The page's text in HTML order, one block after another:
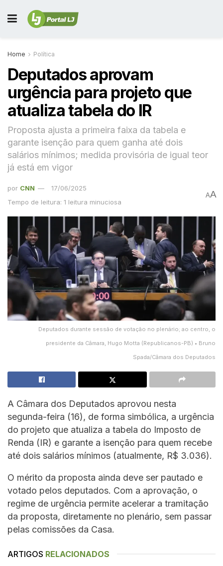
Home Política
Deputados aprovam
urgência para projeto que
atualiza tabela do IR
Proposta ajusta a primeira faixa da tabela e
garante isenção para quem ganha até dois
salários mínimos; medida provisória de igual teor
já está em vigor
por CNN
17/06/2025
Tempo de leitura: 1 leitura minuciosa
AA
Deputados durante sessão de votação no plenário; ao centro, o
presidente da Câmara, Hugo Motta (Republicanos-PB) • Bruno
Spada/Câmara dos Deputados
A Câmara dos Deputados aprovou nesta
segunda-feira (16), de forma simbólica, a urgência
do projeto que atualiza a tabela do Imposto de
Renda (IR) e garante a isenção para quem recebe
até dois salários mínimos (atualmente, R$ 3.036).
O mérito da proposta ainda deve ser pautado e
votado pelos deputados. Com a aprovação, o
regime de urgência permite acelerar a tramitação
da proposta, diretamente no plenário, sem passar
pelas comissões da Casa.
ARTIGOS RELACIONADOS